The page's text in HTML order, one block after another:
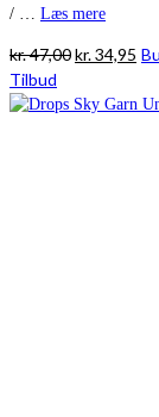
/ … Læs mere
kr.47,00Den
pris
kr.34,95
Tilbud